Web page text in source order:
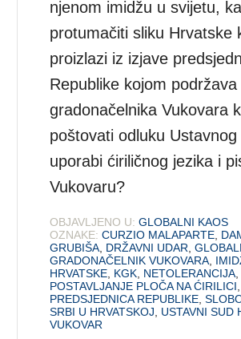
njenom imidžu u svijetu,
protumačiti sliku Hrvatske
proizlazi iz izjave
Republike kojom podržava
gradonačelnika Vukovara
poštovati odluku
uporabi ćiriličnog jezika i
Vukovaru?
OBJAVLJENO U: GLOBALNI KAOS
OZNAKE: CURZIO MALAPARTE
GRUBIŠA DRŽAVNI UDAR ,
GRADONAČELNIK VUKOVARA
HRVATSKE KGK NETOLERANCIJA
POSTAVLJANJE PLOČA NA ĆIRILICI
PREDSJEDNICA REPUBLIKE ,
SRBI U HRVATSKOJ
USTAVNI SUD
VUKOVAR